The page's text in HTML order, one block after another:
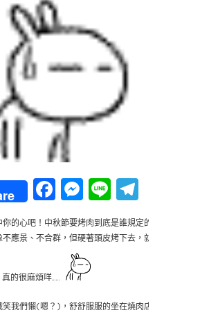
Facebook
Messenger
Line
的心吧！中秋節要烤肉到底是誰規定的
應景、不合群，但硬著頭皮烤下去，就
真的很麻煩咩……
笑我們懶(嗯？)，舒舒服服的坐在燒肉店